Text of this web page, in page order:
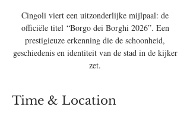
Cingoli viert een uitzonderlijke mijlpaal: de
officiële titel “Borgo dei Borghi 2026”. Een
prestigieuze erkenning die de schoonheid,
geschiedenis en identiteit van de stad in de kijker
zet.
Time & Location